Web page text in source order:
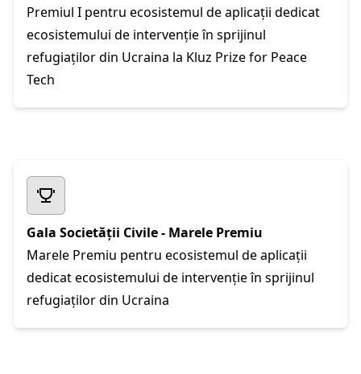
Premiul I pentru ecosistemul de aplicații dedicat
ecosistemului de intervenție în sprijinul
refugiaților din Ucraina la Kluz Prize for Peace
Tech
Gala Societății Civile - Marele Premiu
Marele Premiu pentru ecosistemul de aplicații
dedicat ecosistemului de intervenție în sprijinul
refugiaților din Ucraina